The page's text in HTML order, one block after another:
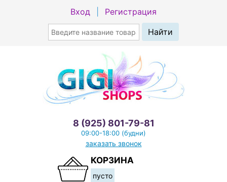
Вход Регистрация
8 (925) 801-79-81
09:00-18:00 (будни)
заказать звонок
КОРЗИНА
пусто